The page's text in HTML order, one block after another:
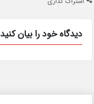
دیدگاه خود را بیان کنید